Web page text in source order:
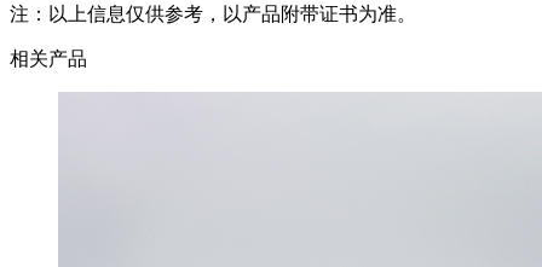
注：以上信息仅供参考，以产品附带证书为准。
相关产品